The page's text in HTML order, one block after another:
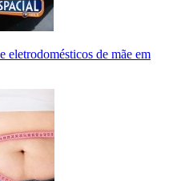
eletrodomésticos de mãe em